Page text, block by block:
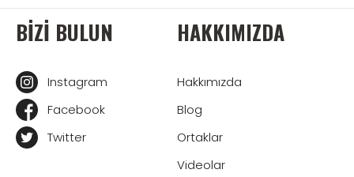
BIZI BULUN
Instagram
Facebook
Twitter
HAKKIMIZDA
Hakkımızda
Blog
Ortaklar
Videolar